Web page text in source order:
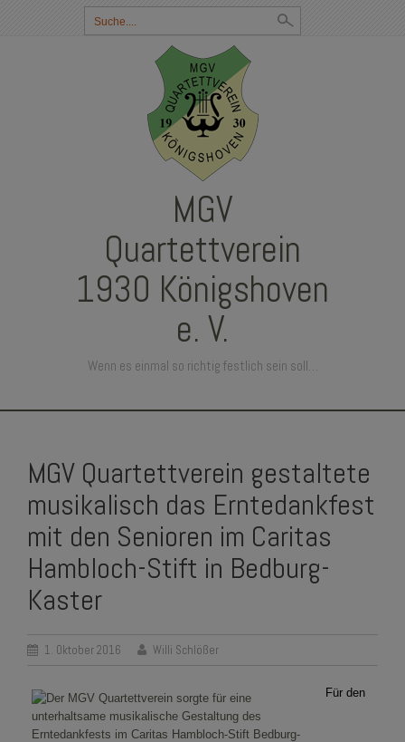
Suchbegriff
eingeben:
MGV
Quartettverein
1930 Königshoven
e. V.
Wenn es einmal so richtig festlich sein soll…
CONTENT
MGV Quartettverein gestaltete
musikalisch das Erntedankfest
mit den Senioren im Caritas
Hambloch-Stift in Bedburg-
Kaster
1. Oktober 2016 Willi Schlößer
Für den